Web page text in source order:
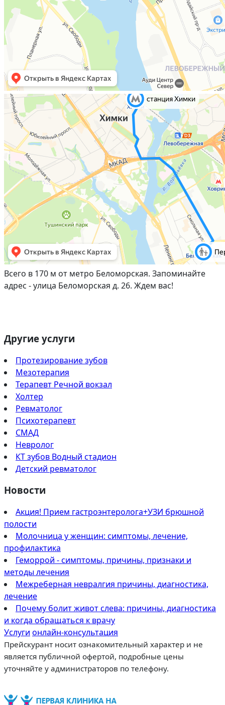
Всего в 170 м от метро Беломорская. Запоминайте
адрес - улица Беломорская д. 26. Ждем вас!
Другие услуги
Протезирование зубов
Мезотерапия
Терапевт Речной вокзал
Холтер
Ревматолог
Психотерапевт
СМАД
Невролог
КТ зубов Водный стадион
Детский ревматолог
Новости
Акция! Прием гастроэнтеролога+УЗИ брюшной
полости
Молочница у женщин: симптомы, лечение,
профилактика
Геморрой - симптомы, причины, признаки и
методы лечения
Межреберная невралгия причины, диагностика,
лечение
Почему болит живот слева: причины, диагностика
и когда обращаться к врачу
Услуги онлайн-консультация
Прейскурант носит ознакомительный характер и не
является публичной офертой, подробные цены
уточняйте у администраторов по телефону.